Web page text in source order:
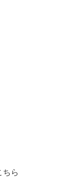
ちら